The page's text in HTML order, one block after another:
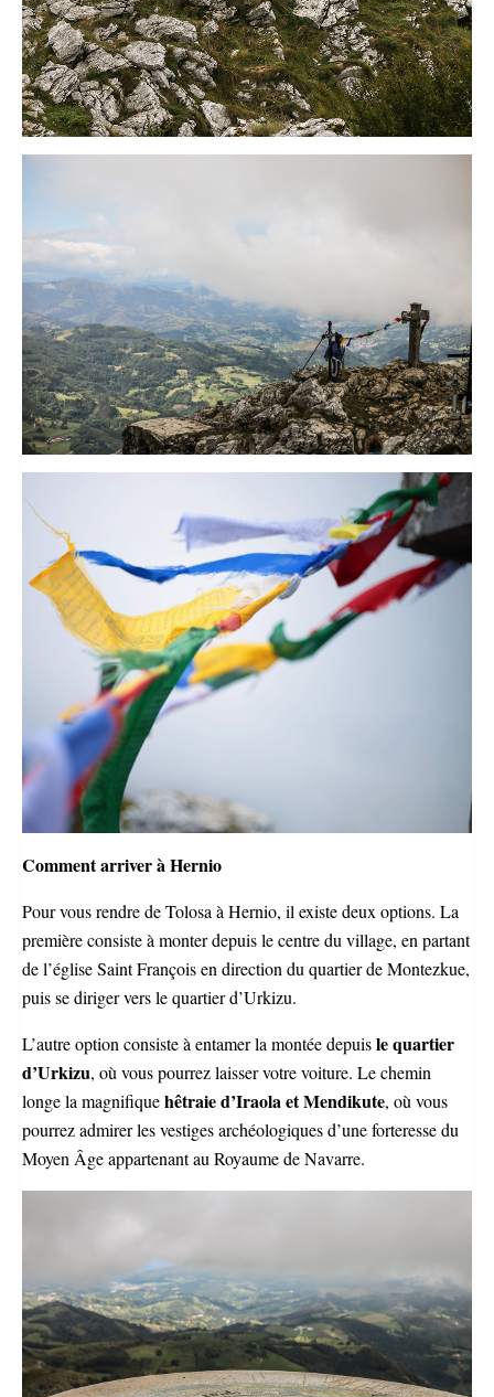
Comment arriver à Hernio
Pour vous rendre de Tolosa à Hernio, il existe deux options. La
première consiste à monter depuis le centre du village, en partant
de l’église Saint François en direction du quartier de Montezkue,
puis se diriger vers le quartier d’Urkizu.
L’autre option consiste à entamer la montée depuisle quartier
d’Urkizu, où vous pourrez laisser votre voiture. Le chemin
longe la magnifiquehêtraie d’Iraola et Mendikute, où vous
pourrez admirer les vestiges archéologiques d’une forteresse du
Moyen Âge appartenant au Royaume de Navarre.